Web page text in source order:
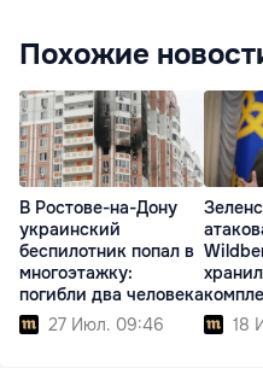
Похожие
В Ростове-на-Дону
украинский
беспилотник попал в
многоэтажку:
погибли два человека
27 Июл. 09:46
дронов
18